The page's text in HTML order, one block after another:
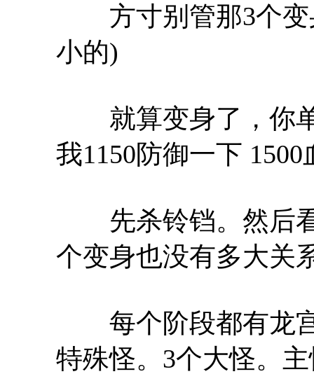
方寸别管那3个变
小的)
就算变身了，你单
我1150防御一下
先杀铃铛。然后看
个变身也没有多大关
每个阶段都有龙宫
特殊怪。3个大怪。